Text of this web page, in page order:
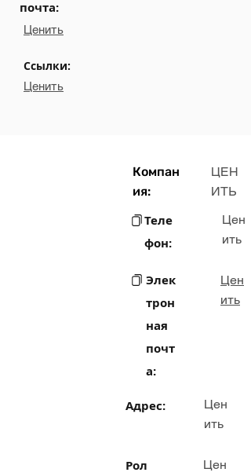
почта:
Ценить
Ссылки:
Ценить
Компан
ия:
ЦЕН
ИТЬ
Теле
фон:
Цен
ить
Элек
трон
ная
почт
а:
Цен
ить
Адрес:
Цен
ить
Рол
Цен